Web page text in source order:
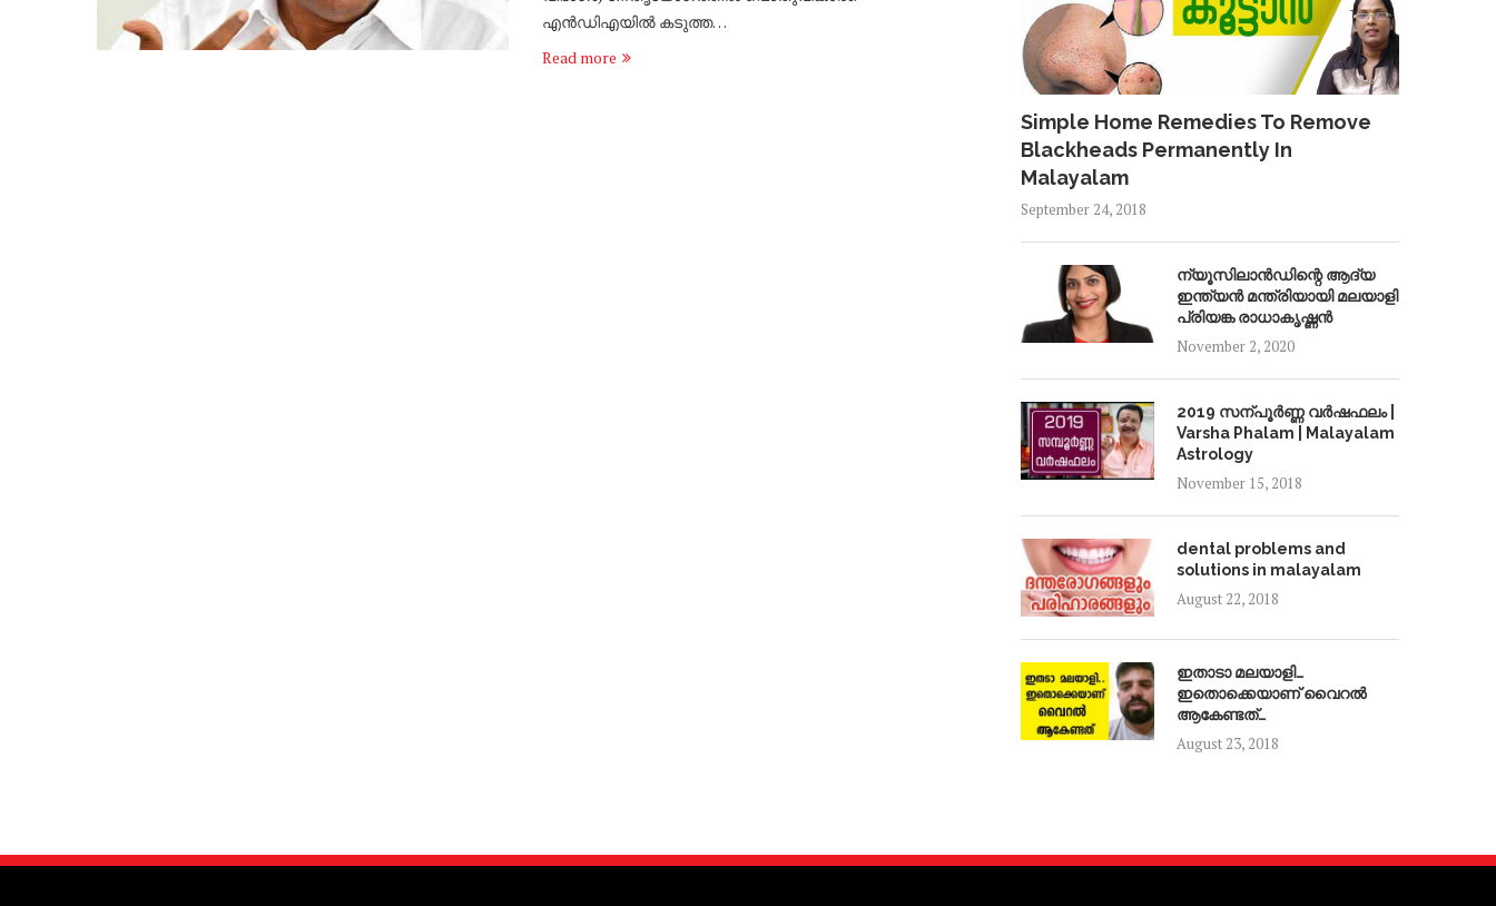
എൻഡിഎയിൽ കടുത്ത…
Read more
Simple Home Remedies To Remove
Blackheads Permanently In
Malayalam
September 24, 2018
ന്യൂസിലാൻഡിന്റെ ആദ്യ
ഇന്ത്യൻ മന്ത്രിയായി മലയാളി
പ്രിയങ്ക രാധാകൃഷ്ണൻ
November 2, 2020
2019 സന്പൂർണ്ണ വർഷഫലം |
Varsha Phalam | Malayalam
Astrology
November 15, 2018
dental problems and
solutions in malayalam
August 22, 2018
ഇതാടാ മലയാളി…
ഇതൊക്കെയാണ് വൈറൽ
ആകേണ്ടത്…
August 23, 2018